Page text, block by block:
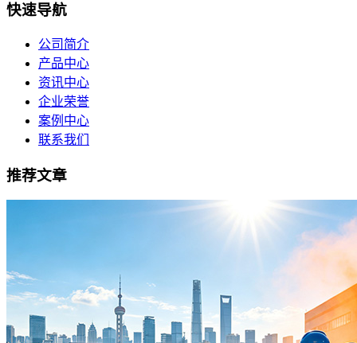
快速导航
公司简介
产品中心
资讯中心
企业荣誉
案例中心
联系我们
推荐文章